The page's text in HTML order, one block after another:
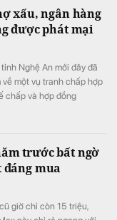
xấu, ngân hàng
được phát mại
Nghệ An mới đây đã
một vụ tranh chấp hợp
chấp và hợp đồng
trước bất ngờ
mua
giờ chỉ còn 15 triệu,